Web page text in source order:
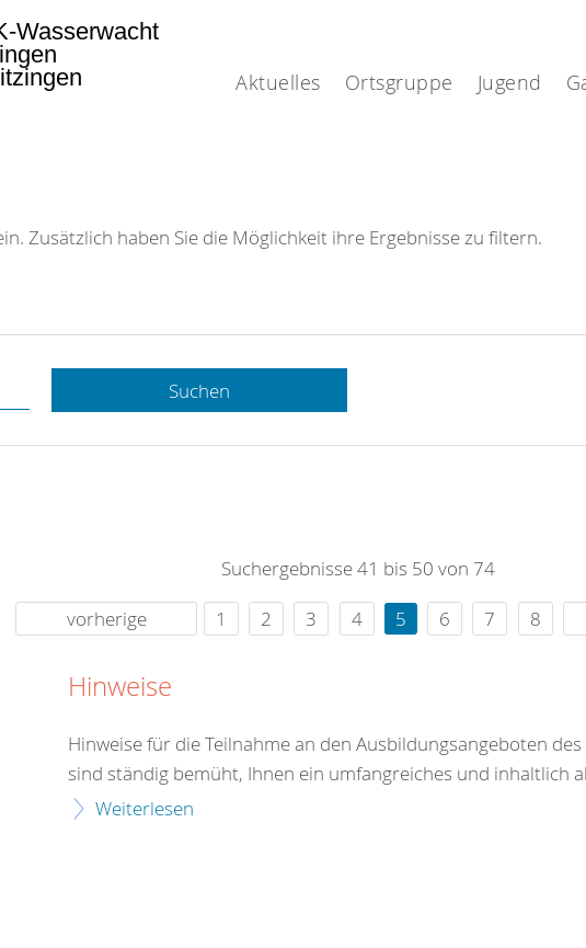
Aktuelles Ortsgruppe Jugend
Wasserwacht
Hotline.
gerne.
rund um die Uhr
Zusätzlich haben Sie die Möglichkeit ihre Ergebnisse zu filtern.
Suchen
Suchergebnisse 41 bis 50 von 74
vorherige
1 2 3 4 5 6 7 8
Hinweise
Hinweise für die Teilnahme an den Ausbildungsangeboten
sind ständig bemüht, Ihnen ein umfangreiches und inhaltlich
Weiterlesen